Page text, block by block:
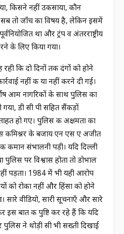
किसने नहीं उकसाया, कौन
सब तो जाँच का विषय है, लेकिन इसमें
था और ट्रंप व अंतरराष्ट्रीय
के लिए किया गया।
कि दो दिनों तक दंगों को होने
नहीं की या नहीं करने दी गई।
आम नागरिकों के साथ पुलिस का
डी सी पी सहित सैंकड़ों
हो गए। पुलिस की अक्षमता का
कमिश्नर के बजाय एन एस ए अजीत
कमान संभालनी पड़ी। यदि दिल्ली
पर विश्वास होता तो डोभाल
पड़ता। 1984 में भी यही आरोप
को रोका नहीं और हिंसा को होने
सारे वीडियो, सारी सूचनाएँ और सारे
इस बात की पुष्टि कर रहे हैं कि यदि
पुलिस ने थोड़ी सी भी सख्ती दिखाई